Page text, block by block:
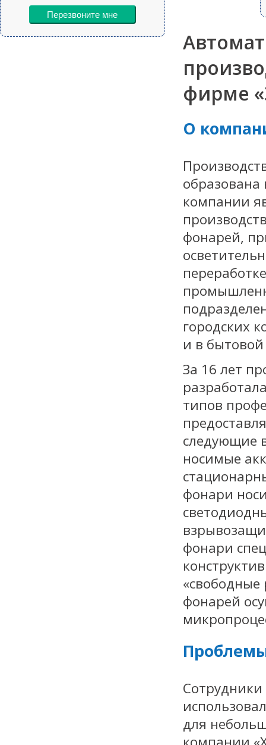
Перезвоните мне
фирме
О
компании
фонарей,
городских
и в
За 16 лет
типов
следующие
носимые
фонари
фонари
фонарей
для